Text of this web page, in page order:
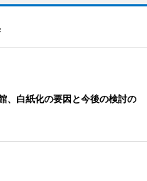
、白紙化の要因と今後の検討の